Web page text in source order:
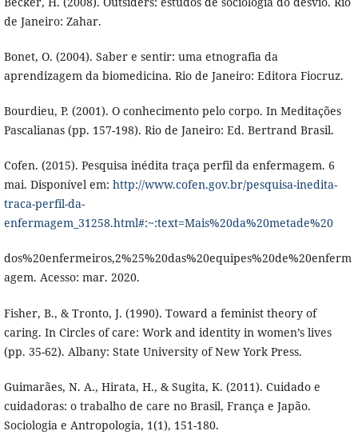
de Janeiro: Zahar.
Bonet, O. (2004). Saber e sentir: uma etnografia da
aprendizagem da biomedicina. Rio de Janeiro: Editora Fiocruz.
Bourdieu, P. (2001). O conhecimento pelo corpo. In Meditações
Pascalianas (pp. 157-198). Rio de Janeiro: Ed. Bertrand Brasil.
Cofen. (2015). Pesquisa inédita traça perfil da enfermagem. 6
mai. Disponível em: http://www.cofen.gov.br/pesquisa-inedita-
traca-perfil-da-
enfermagem_31258.html#:~:text=Mais%20da%20metade%20
dos%20enfermeiros,2%25%20das%20equipes%20de%20enferm
agem. Acesso: mar. 2020.
Fisher, B., & Tronto, J. (1990). Toward a feminist theory of
caring. In Circles of care: Work and identity in women’s lives
(pp. 35-62). Albany: State University of New York Press.
Guimarães, N. A., Hirata, H., & Sugita, K. (2011). Cuidado e
cuidadoras: o trabalho de care no Brasil, França e Japão.
Sociologia e Antropologia, 1(1), 151-180.